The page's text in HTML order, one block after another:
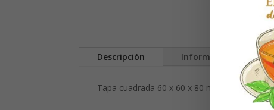
Descripción Información adicional
Tapa cuadrada 60 x 60 x 80 mm